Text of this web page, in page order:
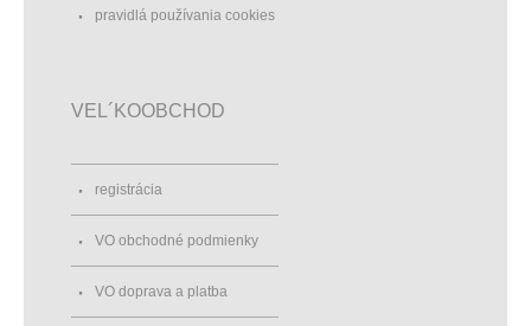
pravidlá používania cookies
VEL´KOOBCHOD
registrácia
VO obchodné podmienky
VO doprava a platba